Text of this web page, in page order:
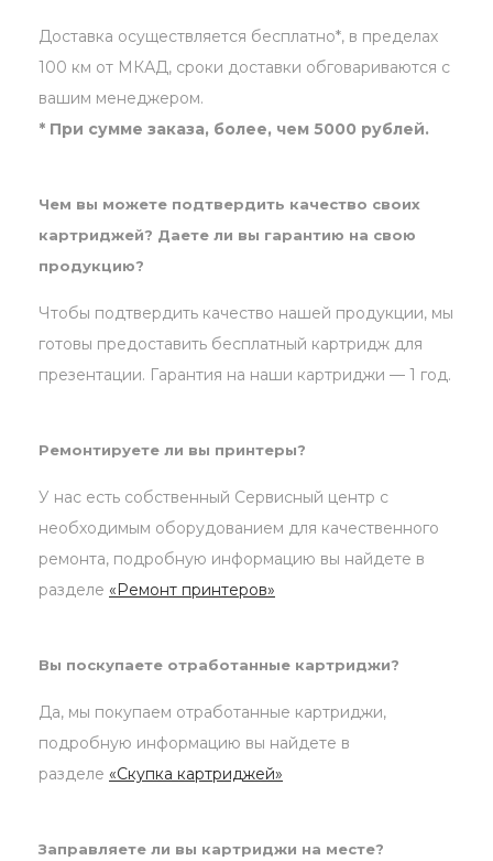
Доставка осуществляется бесплатно*, в пределах
100 км от МКАД, сроки доставки обговариваются с
вашим менеджером.
* При сумме заказа, более, чем 5000 рублей.
Чем вы можете подтвердить качество своих
картриджей? Даете ли вы гарантию на свою
продукцию?
Чтобы подтвердить качество нашей продукции, мы
готовы предоставить бесплатный картридж для
презентации. Гарантия на наши картриджи — 1 год.
Ремонтируете ли вы принтеры?
У нас есть собственный Сервисный центр с
необходимым оборудованием для качественного
ремонта, подробную информацию вы найдете в
разделе «Ремонт принтеров»
Вы поскупаете отработанные картриджи?
Да, мы покупаем отработанные картриджи,
подробную информацию вы найдете в
разделе «Скупка картриджей»
Заправляете ли вы картриджи на месте?